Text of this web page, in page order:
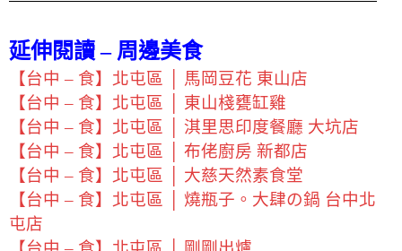
延伸閱讀 – 周邊美食
【台中 – 食】北屯區 │ 馬岡豆花 東山店
【台中 – 食】北屯區 │ 東山棧甕缸雞
【台中 – 食】北屯區 │ 淇里思印度餐廳 大坑店
【台中 – 食】北屯區 │ 布佬廚房 新都店
【台中 – 食】北屯區 │ 大慈天然素食堂
【台中 – 食】北屯區 │ 燒瓶子。大肆の鍋 台中北
屯店